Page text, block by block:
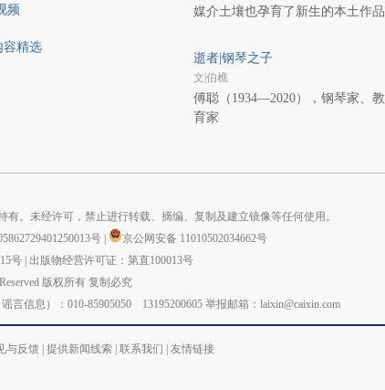
频
容精选
媒介土壤也孕育了新生的本土作品
逝者|钢琴之子
文|伯樵
傅聪（1934—2020），钢琴家、教
育家
。未经许可，禁止进行转载、摘编、复制及建立镜像等任何使用。
号
京公网安备 11010502034662号
号 出版物经营许可证：第直100013号
版权所有 复制必究
信息）：010-85905050 13195200605 举报邮箱：laixin@caixin.com
与反馈 提供新闻线索 联系我们 友情链接